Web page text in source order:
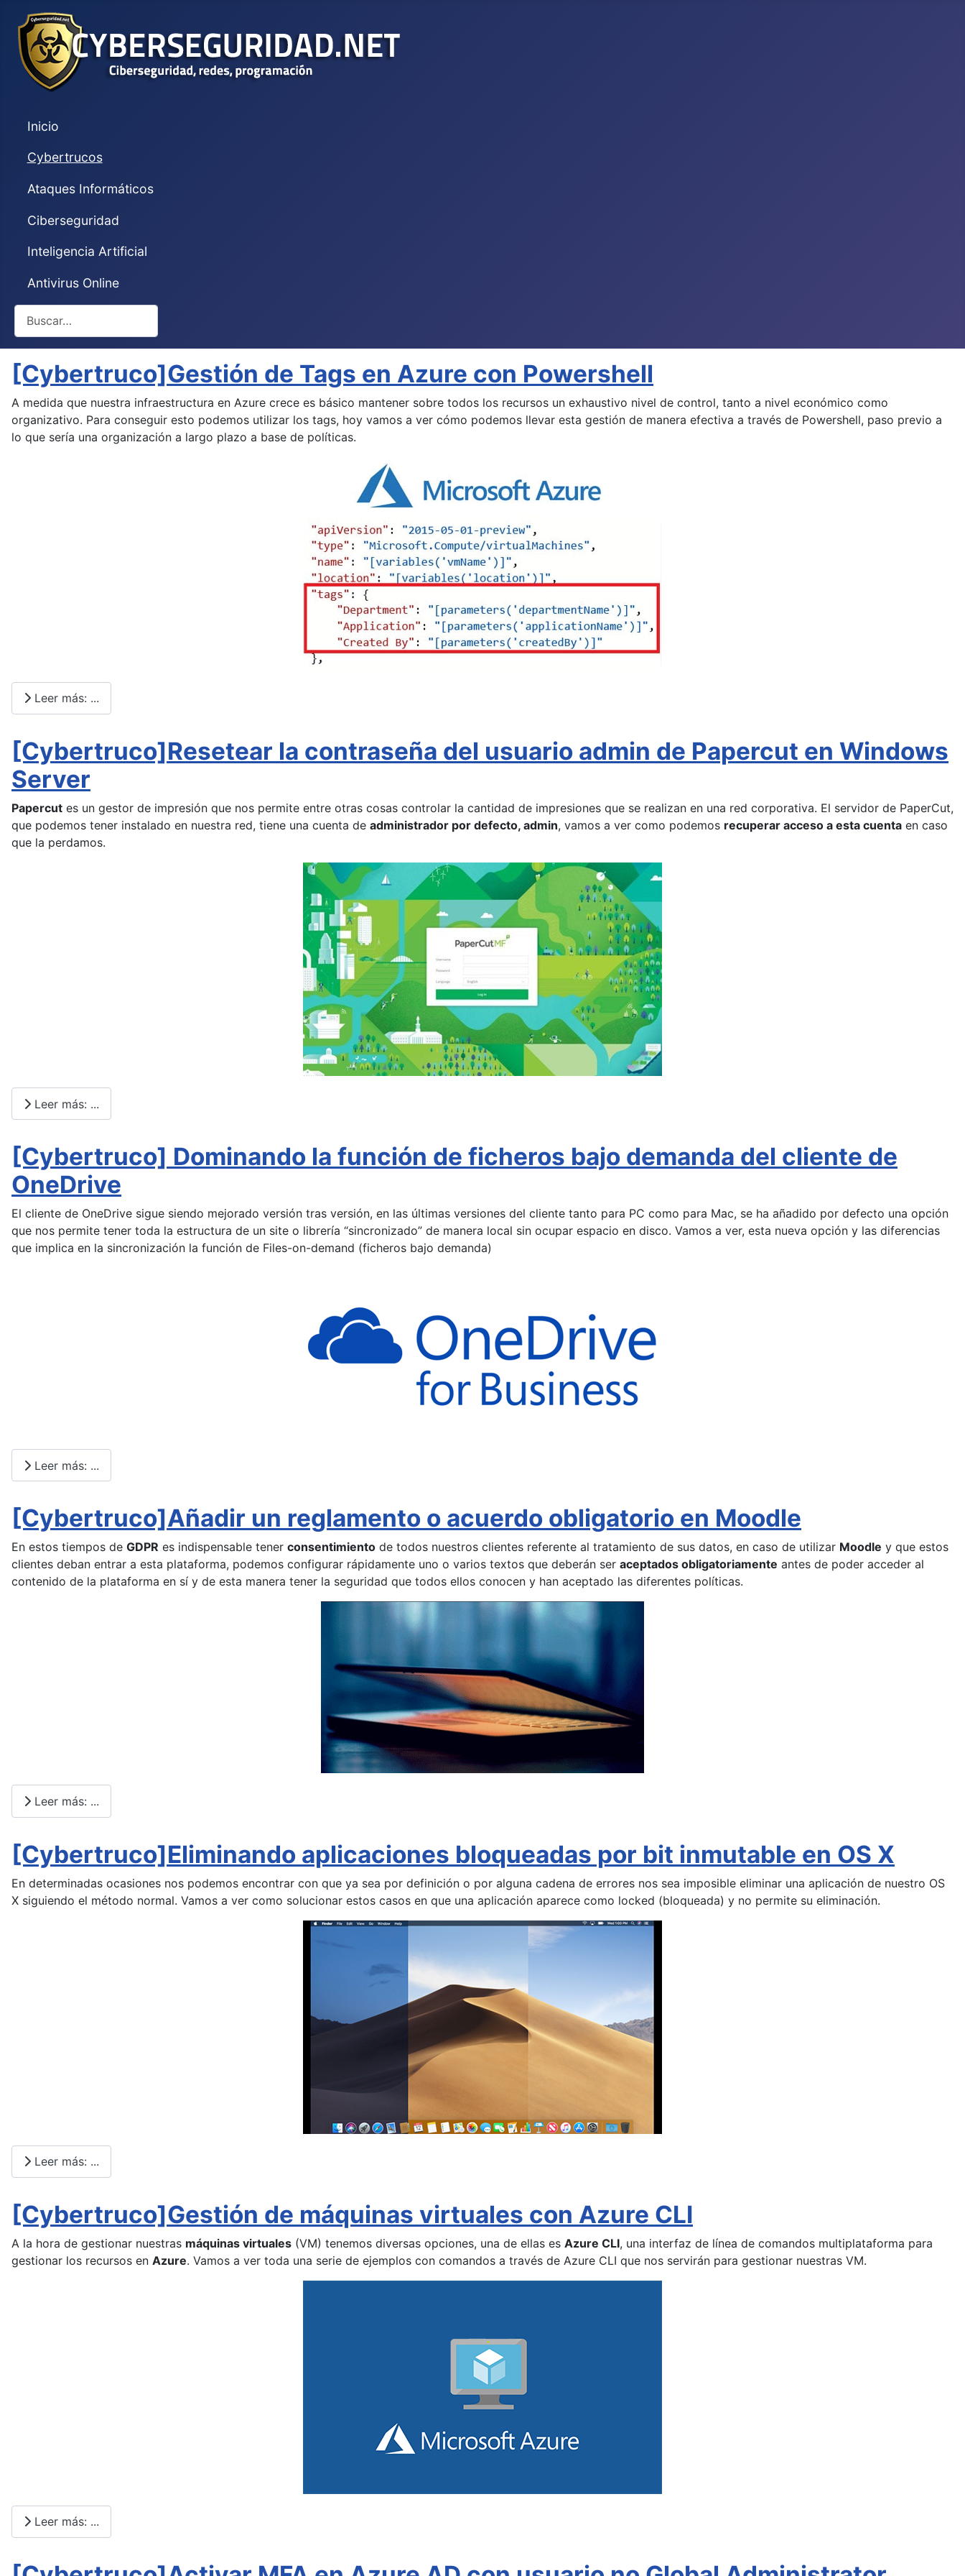
Inicio
Cybertrucos
Ataques Informáticos
Ciberseguridad
Inteligencia Artificial
Antivirus Online
Buscar
[Cybertruco]Gestión de Tags en Azure con Powershell
A medida que nuestra infraestructura en Azure crece es básico mantener sobre todos los recursos un exhaustivo nivel de control, tanto a nivel económico como
organizativo. Para conseguir esto podemos utilizar los tags, hoy vamos a ver cómo podemos llevar esta gestión de manera efectiva a través de Powershell, paso previo a
lo que sería una organización a largo plazo a base de políticas.
Leer más: ...
[Cybertruco]Resetear la contraseña del usuario admin de Papercut en Windows
Server
Papercut es un gestor de impresión que nos permite entre otras cosas controlar la cantidad de impresiones que se realizan en una red corporativa. El servidor de PaperCut,
que podemos tener instalado en nuestra red, tiene una cuenta de administrador por defecto, admin, vamos a ver como podemos recuperar acceso a esta cuenta en caso
que la perdamos.
Leer más: ...
[Cybertruco] Dominando la función de ficheros bajo demanda del cliente de
OneDrive
El cliente de OneDrive sigue siendo mejorado versión tras versión, en las últimas versiones del cliente tanto para PC como para Mac, se ha añadido por defecto una opción
que nos permite tener toda la estructura de un site o librería “sincronizado” de manera local sin ocupar espacio en disco. Vamos a ver, esta nueva opción y las diferencias
que implica en la sincronización la función de Files-on-demand (ficheros bajo demanda)
Leer más: ...
[Cybertruco]Añadir un reglamento o acuerdo obligatorio en Moodle
En estos tiempos de GDPR es indispensable tener consentimiento de todos nuestros clientes referente al tratamiento de sus datos, en caso de utilizar Moodle y que estos
clientes deban entrar a esta plataforma, podemos configurar rápidamente uno o varios textos que deberán ser aceptados obligatoriamente antes de poder acceder al
contenido de la plataforma en sí y de esta manera tener la seguridad que todos ellos conocen y han aceptado las diferentes políticas.
Leer más: ...
[Cybertruco]Eliminando aplicaciones bloqueadas por bit inmutable en OS X
En determinadas ocasiones nos podemos encontrar con que ya sea por definición o por alguna cadena de errores nos sea imposible eliminar una aplicación de nuestro OS
X siguiendo el método normal. Vamos a ver como solucionar estos casos en que una aplicación aparece como locked (bloqueada) y no permite su eliminación.
Leer más: ...
[Cybertruco]Gestión de máquinas virtuales con Azure CLI
A la hora de gestionar nuestras máquinas virtuales (VM) tenemos diversas opciones, una de ellas es Azure CLI, una interfaz de línea de comandos multiplataforma para
gestionar los recursos en Azure. Vamos a ver toda una serie de ejemplos con comandos a través de Azure CLI que nos servirán para gestionar nuestras VM.
Leer más: ...